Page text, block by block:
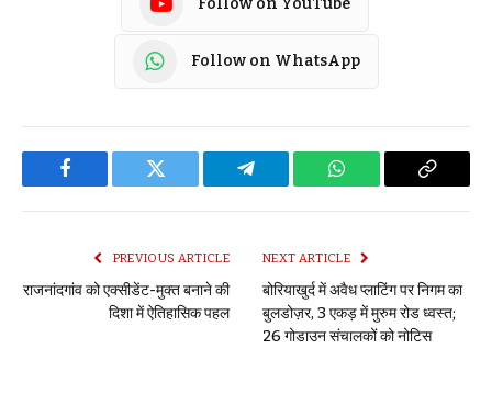
Follow on YouTube
Follow on WhatsApp
Facebook Twitter Telegram WhatsApp Copy
PREVIOUS ARTICLE
राजनांदगांव को एक्सीडेंट-मुक्त बनाने की
दिशा में ऐतिहासिक पहल
NEXT ARTICLE
बोरियाखुर्द में अवैध प्लाटिंग पर निगम का
बुलडोज़र, 3 एकड़ में मुरुम रोड ध्वस्त;
26 गोडाउन संचालकों को नोटिस